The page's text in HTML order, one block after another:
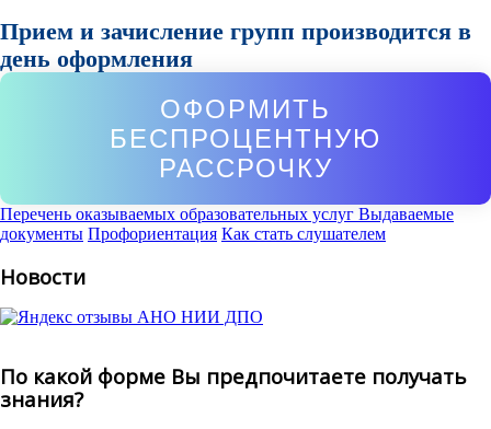
Прием и зачисление групп производится в
день оформления
ОФОРМИТЬ
БЕСПРОЦЕНТНУЮ
РАССРОЧКУ
Перечень оказываемых образовательных услуг Выдаваемые
документы Профориентация Как стать слушателем
Новости
По какой форме Вы предпочитаете получать
знания?